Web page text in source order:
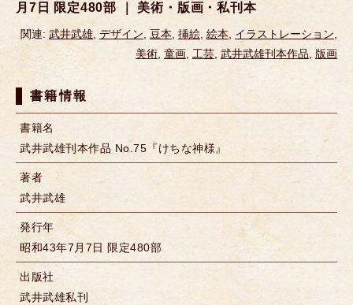
月7日 限定480部 ｜ 美術・版画・私刊本
関連: 武井武雄, デザイン, 豆本, 挿絵, 絵本, イラストレーション,
美術, 童画, 工芸, 武井武雄刊本作品, 版画
書籍情報
書籍名
武井武雄刊本作品 No.75『けちな神様』
著者
武井武雄
発行年
昭和43年7月7日 限定480部
出版社
武井武雄私刊